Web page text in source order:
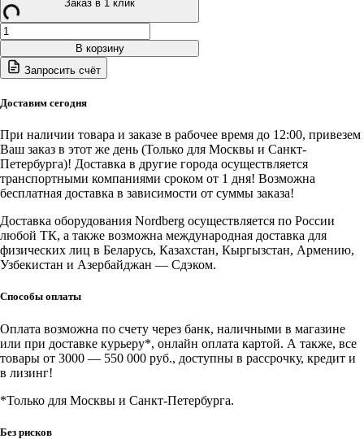
Заказ в 1 клик
Количество
товара
N601
NORDBERG
подкатной
г/
п
60
тонн
В корзину
Запросить счёт
Доставим сегодня
При наличии товара и заказе в рабочее время до 12:00, привезем
Ваш заказ в этот же день (Только для Москвы и Санкт-
Петербурга)! Доставка в другие города осуществляется
транспортными компаниями сроком от 1 дня! Возможна
бесплатная доставка в зависимости от суммы заказа!
Доставка оборудования Nordberg осуществляется по России
любой ТК, а также возможна международная доставка для
физических лиц в Беларусь, Казахстан, Кыргызстан, Армению,
Узбекистан и Азербайджан — Сдэком.
Способы оплаты
Оплата возможна по счету через банк, наличными в магазине
или при доставке курьеру*, онлайн оплата картой. А также, все
товары от 3000 — 550 000 руб., доступны в рассрочку, кредит и
в лизинг!
*Только для Москвы и Санкт-Петербурга.
Без рисков